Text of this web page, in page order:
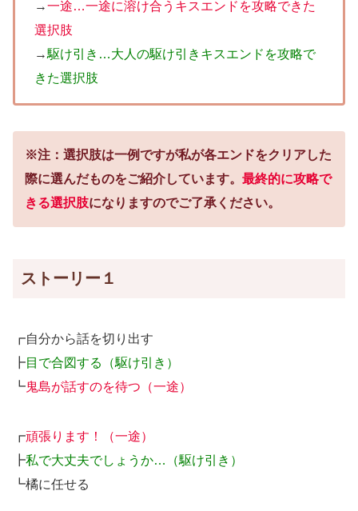
→一途…一途に溶け合うキスエンドを攻略できた
選択肢
→駆け引き…大人の駆け引きキスエンドを攻略で
きた選択肢
※注：選択肢は一例ですが私が各エンドをクリアした
際に選んだものをご紹介しています。 最終的に攻略で
きる選択肢になりますのでご了承ください。
ストーリー１
┏自分から話を切り出す
┣目で合図する（駆け引き）
┗鬼島が話すのを待つ（一途）
┏頑張ります！（一途）
┣私で大丈夫でしょうか…（駆け引き）
┗橘に任せる